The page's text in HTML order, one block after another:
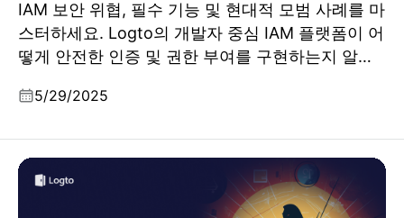
IAM 보안 위협, 필수 기능 및 현대적 모범 사례를 마
스터하세요. Logto의 개발자 중심 IAM 플랫폼이 어
떻게 안전한 인증 및 권한 부여를 구현하는지 알아
5/29/2025
이커머스 붐의 이면: 인증과 아이덴티티 관리의 중요성